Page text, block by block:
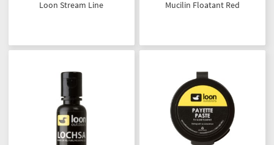
Loon Stream Line Mucilin Floatant Red